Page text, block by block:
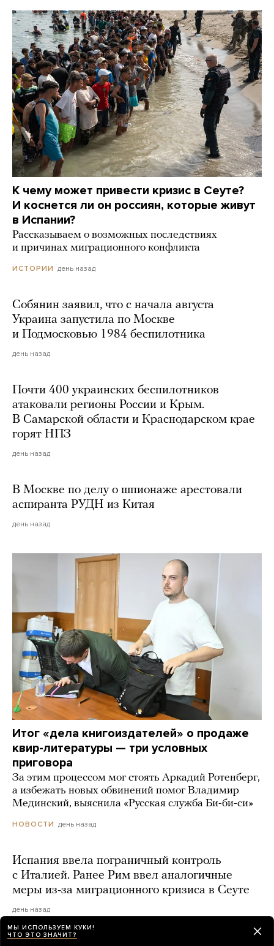
К чему может привести кризис в Сеуте?
И коснется ли он россиян, которые живут
в Испании?
Рассказываем о возможных последствиях
и причинах миграционного конфликта
ИСТОРИИ день назад
Собянин заявил, что с начала августа
Украина запустила по Москве
и Подмосковью 1984 беспилотника
день назад
Почти 400 украинских беспилотников
атаковали регионы России и Крым.
В Самарской области и Краснодарском крае
горят НПЗ
день назад
В Москве по делу о шпионаже арестовали
аспиранта РУДН из Китая
день назад
Итог «дела книгоиздателей» о продаже
квир-литературы — три условных
приговора
За этим процессом мог стоять Аркадий Ротенберг,
а избежать новых обвинений помог Владимир
Мединский, выяснила «Русская служба Би-би-си»
НОВОСТИ день назад
Испания ввела пограничный контроль
с Италией. Ранее Рим ввел аналогичные
меры из-за миграционного кризиса в Сеуте
день назад
МЫ ИСПОЛЬЗУЕМ КУКИ!
ЧТО ЭТО ЗНАЧИТ?